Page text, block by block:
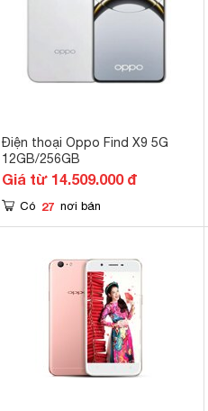
Điện thoại Oppo Find X9 5G
12GB/256GB
Giá từ 14.509.000 đ
Có 27 nơi bán